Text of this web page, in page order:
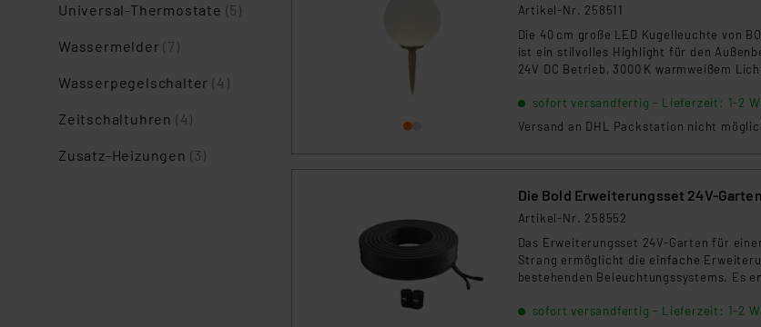
Universal-Thermostate (5)
Wassermelder(7)
Wasserpegelschalter(4)
Zeitschaltuhren (4)
Zusatz-Heizungen (3)
Artikel-Nr. 258511
Die 40 cm große LED Kugelleuchte von
ist ein stilvolles Highlight für den
24V DC Betrieb, 3000 K warmweißem
Wege. Die Leuchte ist dimmbar, kann
gehängt montiert werden und überzeugt
sofort versandfertig - Lieferzeit: 1-2
Versand an DHL Packstation nicht
Die Bold Erweiterungsset 24V-
Artikel-Nr. 258552
Das Erweiterungsset 24V-Garten für
Strang ermöglicht die einfache
bestehenden Beleuchtungssystems. Es
Erweiterungskupplung zur sicheren
sofort versandfertig - Lieferzeit: 1-2